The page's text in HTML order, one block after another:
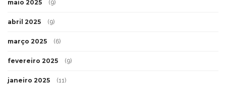
maio 2025 (9)
abril 2025 (9)
março 2025 (6)
fevereiro 2025 (9)
janeiro 2025 (11)